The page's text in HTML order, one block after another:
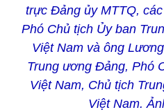
trực Đảng ủy MTTQ,
Phó Chủ tịch Ủy ban
Việt Nam và ông
Trung ương Đảng, Phó
Việt Nam, Chủ tịch
Việt Nam.